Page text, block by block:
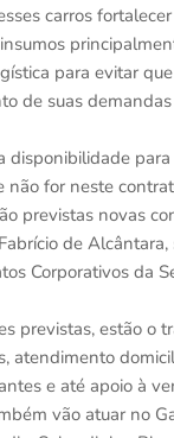
carros
para evitar
de suas
disponibilidade
não for neste
previstas novas
de Alcântara,
Corporativos da
previstas, estão o
atendimento
e até apoio à
vão atuar no